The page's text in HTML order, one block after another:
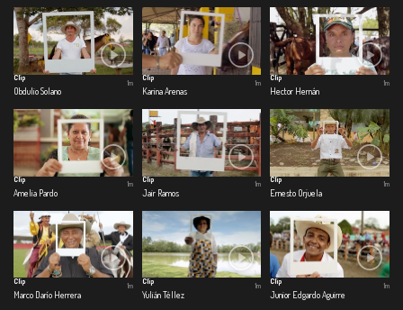
Clip
Obdulio Solano
1m
Clip
Karina Arenas
1m
Clip
Hector Hernán
1m
Clip
Amelia Pardo
1m
Clip
Jair Ramos
1m
Clip
Ernesto Orjuela
1m
Clip
Marco Darío Herrera
1m
Clip
Yulián Téllez
1m
Clip
Junior Edgardo Aguirre
1m